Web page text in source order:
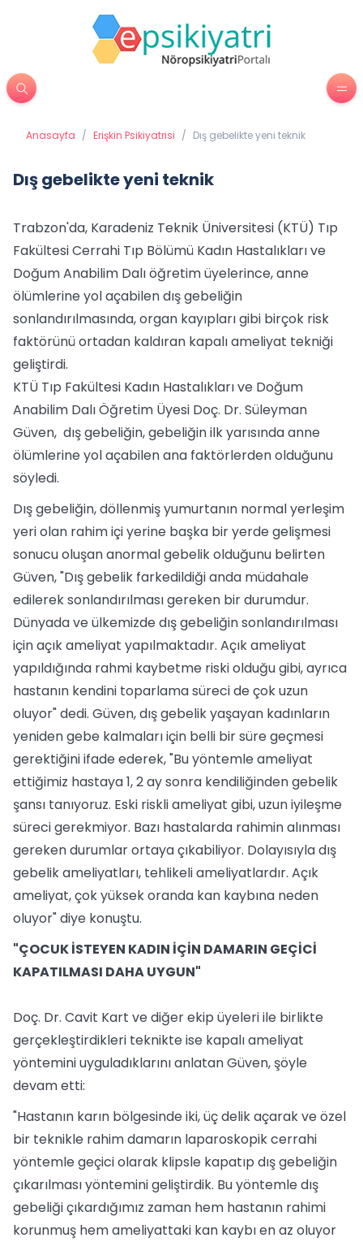
Anasayfa / Erişkin Psikiyatrisi / Dış gebelikte yeni teknik
Dış gebelikte yeni teknik
Trabzon'da, Karadeniz Teknik Üniversitesi (KTÜ) Tıp
Fakültesi Cerrahi Tıp Bölümü Kadın Hastalıkları ve
Doğum Anabilim Dalı öğretim üyelerince, anne
ölümlerine yol açabilen dış gebeliğin
sonlandırılmasında, organ kayıpları gibi birçok risk
faktörünü ortadan kaldıran kapalı ameliyat tekniği
geliştirdi.
KTÜ Tıp Fakültesi Kadın Hastalıkları ve Doğum
Anabilim Dalı Öğretim Üyesi Doç. Dr. Süleyman
Güven, dış gebeliğin, gebeliğin ilk yarısında anne
ölümlerine yol açabilen ana faktörlerden olduğunu
söyledi.
Dış gebeliğin, döllenmiş yumurtanın normal yerleşim
yeri olan rahim içi yerine başka bir yerde gelişmesi
sonucu oluşan anormal gebelik olduğunu belirten
Güven, "Dış gebelik farkedildiği anda müdahale
edilerek sonlandırılması gereken bir durumdur.
Dünyada ve ülkemizde dış gebeliğin sonlandırılması
için açık ameliyat yapılmaktadır. Açık ameliyat
yapıldığında rahmi kaybetme riski olduğu gibi, ayrıca
hastanın kendini toparlama süreci de çok uzun
oluyor" dedi. Güven, dış gebelik yaşayan kadınların
yeniden gebe kalmaları için belli bir süre geçmesi
gerektiğini ifade ederek, "Bu yöntemle ameliyat
ettiğimiz hastaya 1, 2 ay sonra kendiliğinden gebelik
şansı tanıyoruz. Eski riskli ameliyat gibi, uzun iyileşme
süreci gerekmiyor. Bazı hastalarda rahimin alınması
gereken durumlar ortaya çıkabiliyor. Dolayısıyla dış
gebelik ameliyatları, tehlikeli ameliyatlardır. Açık
ameliyat, çok yüksek oranda kan kaybına neden
oluyor" diye konuştu.
"ÇOCUK İSTEYEN KADIN İÇİN DAMARIN GEÇİCİ
KAPATILMASI DAHA UYGUN"
Doç. Dr. Cavit Kart ve diğer ekip üyeleri ile birlikte
gerçekleştirdikleri teknikte ise kapalı ameliyat
yöntemini uyguladıklarını anlatan Güven, şöyle
devam etti:
"Hastanın karın bölgesinde iki, üç delik açarak ve özel
bir teknikle rahim damarın laparoskopik cerrahi
yöntemle geçici olarak klipsle kapatıp dış gebeliğin
çıkarılması yöntemini geliştirdik. Bu yöntemle dış
gebeliği çıkardığımız zaman hem hastanın rahimi
korunmuş hem ameliyattaki kan kaybı en az oluyor